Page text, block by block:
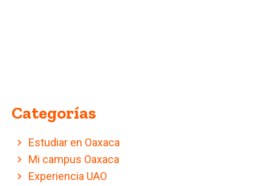
Categorías
Estudiar en Oaxaca
Mi campus Oaxaca
Experiencia UAO